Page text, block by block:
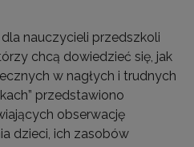
nauczycieli przedszkoli
chcą dowiedzieć się, jak
w nagłych i trudnych
przedstawiono
obserwację
dzieci, ich zasobów